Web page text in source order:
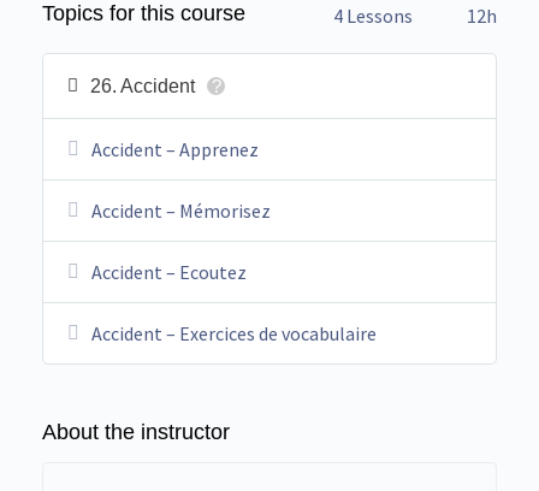
Topics for this course 4 Lessons 12h
26. Accident ?
Accident – Apprenez
Accident – Mémorisez
Accident – Ecoutez
Accident – Exercices de vocabulaire
About the instructor